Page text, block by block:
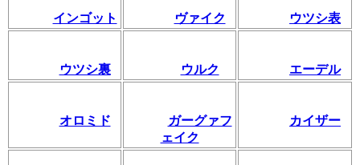
インゴット ヴァイク ウツシ表
ウツシ裏 ウルク エーデル
オロミド
ガーグァフ
ェイク
カイザー